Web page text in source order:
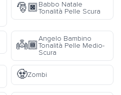
🎅🏿Babbo Natale
Tonalità Pelle Scura
👼🏾
Angelo Bambino
Tonalità Pelle Medio-
Scura
🧟Zombi